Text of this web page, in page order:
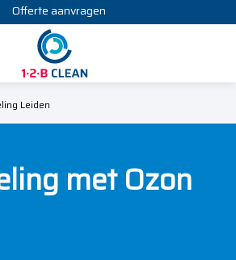
Offerte aanvragen
Leiden
met Ozon